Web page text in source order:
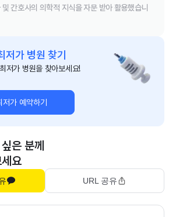
간호사의 의학적 지식을 자문 받아 활용했습니
저가 병원 찾기
저가 병원을 찾아보세요!
저가 예약하기
은 분께
요
URL 공유